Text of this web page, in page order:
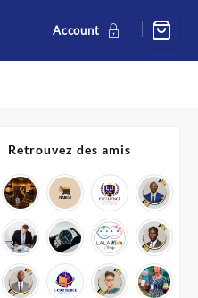
Account
Retrouvez des amis